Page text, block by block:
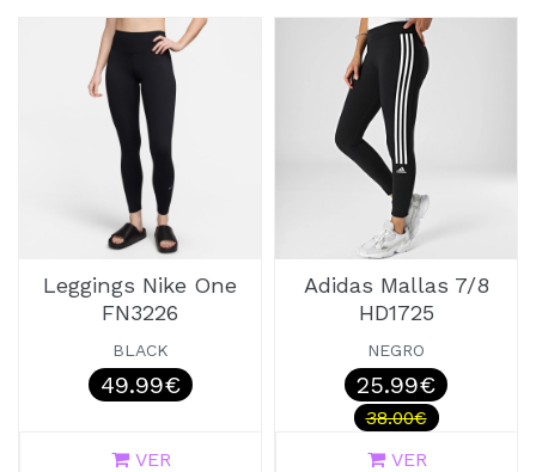
Leggings Nike One
FN3226
BLACK
49.99€
VER
Adidas Mallas 7/8
HD1725
NEGRO
25.99€
38.00€
VER